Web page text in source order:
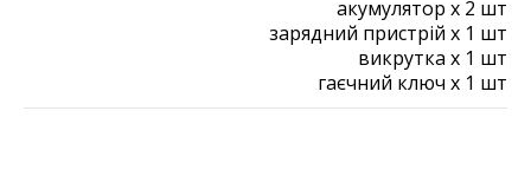
акумулятор х 2 шт
зарядний пристрій х 1 шт
викрутка х 1 шт
гаєчний ключ х 1 шт